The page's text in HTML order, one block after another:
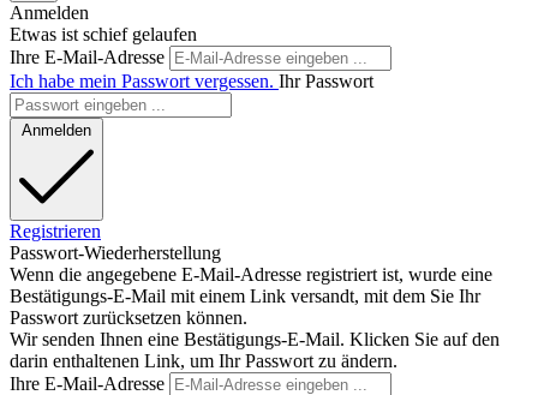
Anmelden
Etwas ist schief gelaufen
Ihre E-Mail-Adresse
Ich habe mein Passwort vergessen. Ihr Passwort
Anmelden
Registrieren
Passwort-Wiederherstellung
Wenn die angegebene E-Mail-Adresse registriert ist, wurde eine
Bestätigungs-E-Mail mit einem Link versandt, mit dem Sie Ihr
Passwort zurücksetzen können.
Wir senden Ihnen eine Bestätigungs-E-Mail. Klicken Sie auf den
darin enthaltenen Link, um Ihr Passwort zu ändern.
Ihre E-Mail-Adresse